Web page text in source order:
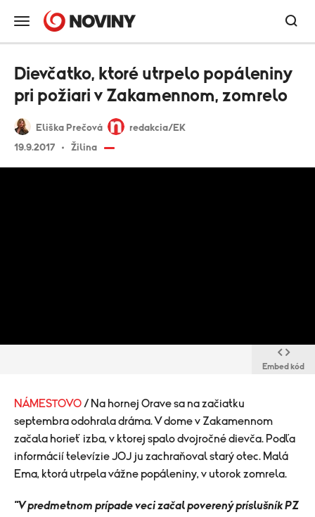
Eliška Prečová
redakcia/EK
19.9.2017
Žilina
Dievčatko, ktoré utrpelo popáleniny
pri požiari v Zakamennom, zomrelo
Embed kód
NÁMESTOVO / Na hornej Orave sa na začiatku
septembra odohrala dráma. V dome v Zakamennom
začala horieť izba, v ktorej spalo dvojročné dievča. Podľa
informácií televízie JOJ ju zachraňoval starý otec. Malá
Ema, ktorá utrpela vážne popáleniny, v utorok zomrela.
"V predmetnom prípade veci začal poverený príslušník PZ